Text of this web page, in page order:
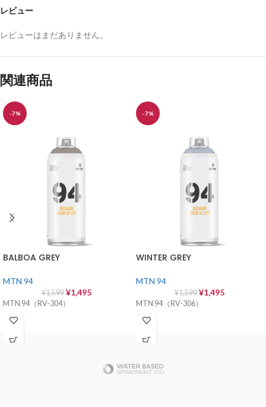
レビュー
レビューはまだありません。
関連商品
-7%
BALBOA GREY
MTN 94
¥1,599 ¥1,495
MTN 94（RV-304）
-7%
WINTER GREY
MTN 94
¥1,599 ¥1,495
MTN 94（RV-306）